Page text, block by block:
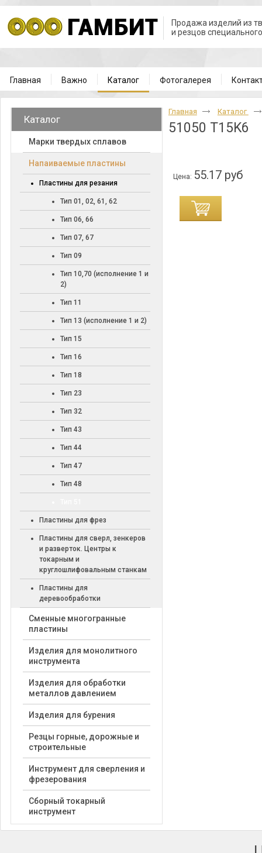
Продажа изделий из
и резцов
Главная Важно Каталог Фотогалерея
Каталог
Марки твердых сплавов
Напаиваемые пластины
Пластины для резания
Тип 01, 02, 61, 62
Тип 06, 66
Тип 07, 67
Тип 09
Тип 10,70 (исполнение 1 и
2)
Тип 11
Тип 13 (исполнение 1 и 2)
Тип 15
Тип 16
Тип 18
Тип 23
Тип 32
Тип 43
Тип 44
Тип 47
Тип 48
Пластины для фрез
Пластины для сверл, зенкеров
и разверток. Центры к
токарным и
круглошлифовальным станкам
Пластины для
деревообработки
Cменные многогранные
пластины
Изделия для монолитного
инструмента
Изделия для обработки
металлов давлением
Изделия для бурения
Резцы горные, дорожные и
строительные
Инструмент для сверления и
фрезерования
Сборный токарный
инструмент
Главная Каталог
51050 T15K6
Цена: 55.17 руб